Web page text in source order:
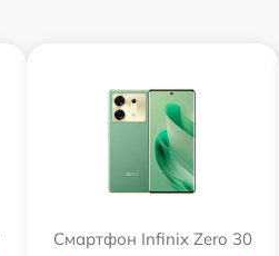
Смартфон Infinix Zero 30